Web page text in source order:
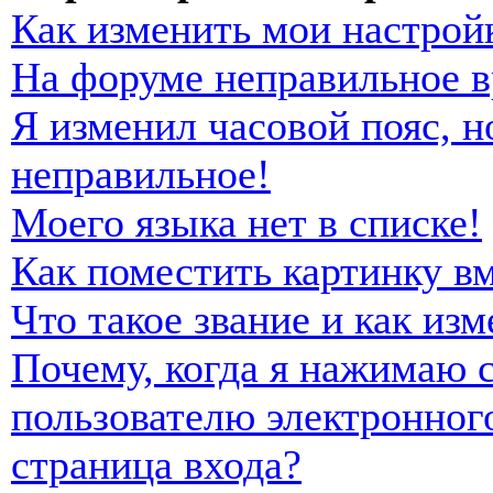
Как изменить мои
На форуме неправильное
Я изменил часовой пояс,
неправильное!
Моего языка нет в списке!
Как поместить картинку
Что такое звание и как
Почему, когда я нажимаю
пользователю
страница входа?